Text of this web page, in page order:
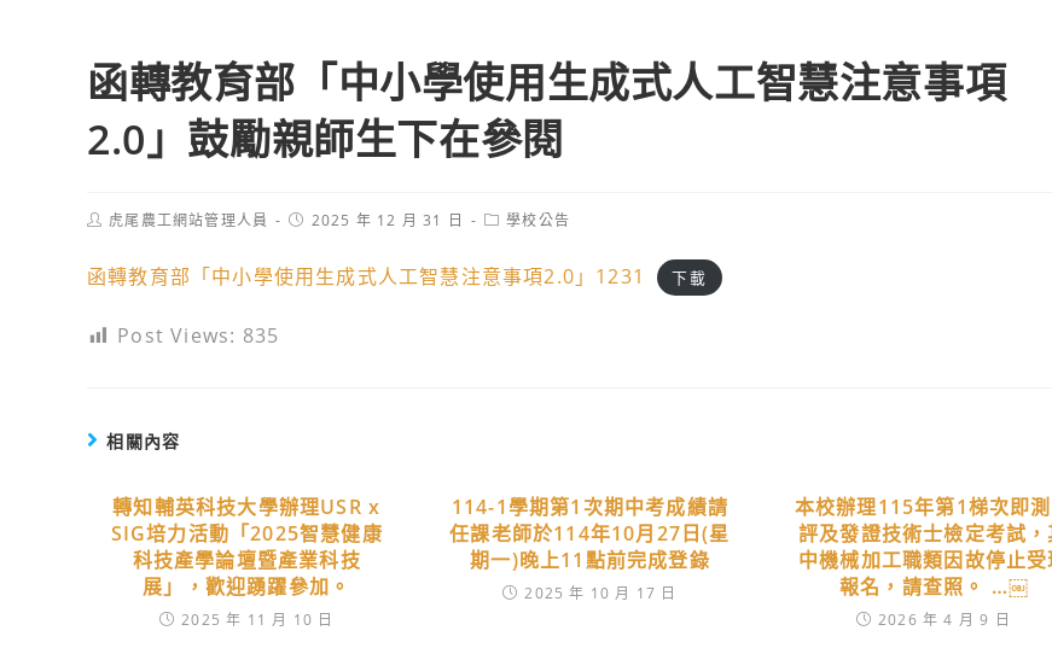
函轉教育部「中小學使用生成式人工智慧注意事項
2.0」鼓勵親師生下在參閱
Post虎尾農工網站管理人員
Post2025 年 12 月 31 日
Post學校公告
函轉教育部「中小學使用生成式人工智慧注意事項2.0」1231 下載
Post Views: 835
相關內容
轉知輔英科技大學辦理USR x
SIG培力活動「2025智慧健康
科技產學論壇暨產業科技
展」，歡迎踴躍參加。
2025 年 11 月 10 日
114-1學期第1次期中考成績請
任課老師於114年10月27日(星
期一)晚上11點前完成登錄
2025 年 10 月 17 日
本校辦理115年第1梯次即
評及發證技術士檢定考試，
中機械加工職類因故停止受
報名，請查照。 …￼
2026 年 4 月 9 日